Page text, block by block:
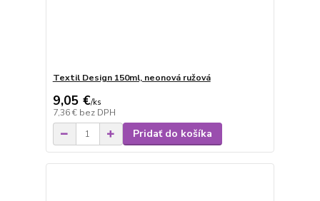
Textil Design 150ml, neonová ružová
9,05 €/ks
7,36 € bez DPH
Pridať do košíka